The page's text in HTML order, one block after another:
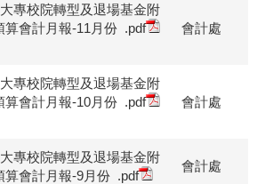
專校院轉型及退場基金附
算會計月報-11月份 .pdf 會計處
專校院轉型及退場基金附
算會計月報-10月份 .pdf 會計處
專校院轉型及退場基金附
算會計月報-9月份 .pdf
會計處